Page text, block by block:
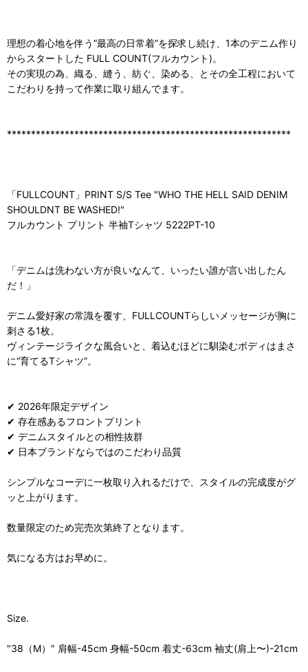
理想の着心地を伴う”最高の日常着”を探求し続け、1本のデニム作り
からスタートした FULL COUNT(フルカウント)。
その実現の為、織る、縫う、紡ぐ、染める、とその全工程において
こだわりを持って作業に取り組んでます。
***********************************************************
「FULLCOUNT」PRINT S/S Tee "WHO THE HELL SAID DENIM
SHOULDNT BE WASHED!"
フルカウント プリント 半袖Tシャツ 5222PT-10
「デニムは洗わない方が良いなんて、いったい誰が言い出したん
だ！」
デニム愛好家の常識を覆す、FULLCOUNTらしいメッセージが胸に
刺さる1枚。
ヴィンテージライクな風合いと、着込むほどに馴染むボディはまさ
に“育てるTシャツ”。
✔ 2026年限定デザイン
✔ 存在感あるフロントプリント
✔ デニムスタイルとの相性抜群
✔ 日本ブランドならではのこだわり品質
シンプルなコーデに一枚取り入れるだけで、スタイルの完成度がグ
ッと上がります。
数量限定のため完売次第終了となります。
気になる方はお早めに。
Size.
"38（M）" 肩幅-45cm 身幅-50cm 着丈-63cm 袖丈(肩上〜)-21cm